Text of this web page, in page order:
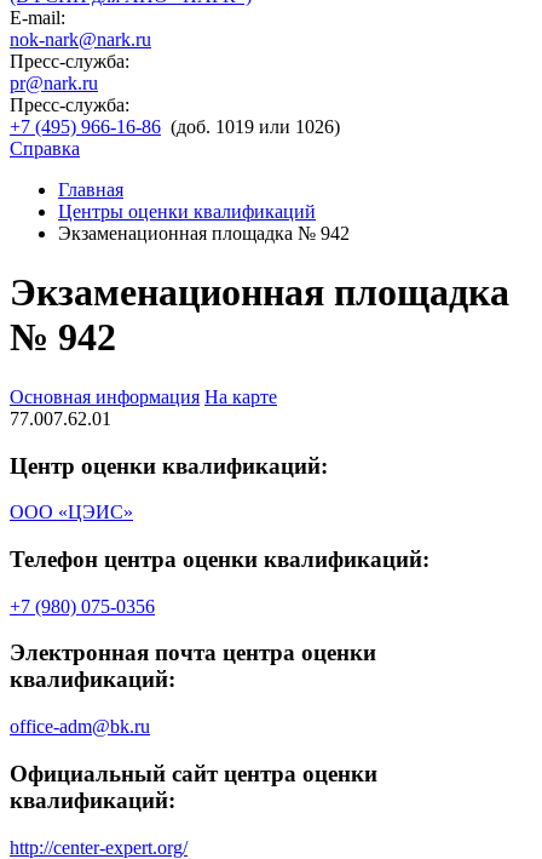
E-mail:
nok-nark@nark.ru
Пресс-служба:
pr@nark.ru
Пресс-служба:
+7 (495) 966-16-86 (доб. 1019 или 1026)
Справка
Главная
Центры оценки квалификаций
Экзаменационная площадка № 942
Экзаменационная площадка
№ 942
Основная информация На карте
77.007.62.01
Центр оценки квалификаций:
ООО «ЦЭИС»
Телефон центра оценки квалификаций:
+7 (980) 075-0356
Электронная почта центра оценки
квалификаций:
office-adm@bk.ru
Официальный сайт центра оценки
квалификаций:
http://center-expert.org/